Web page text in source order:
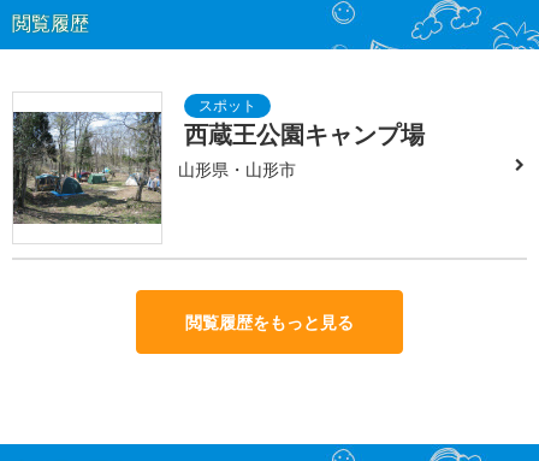
閲覧履歴
西蔵王公園キャンプ場
山形県・山形市
閲覧履歴をもっと見る